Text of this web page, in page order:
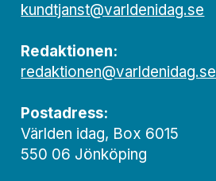
kundtjanst@varldenidag.se
Redaktionen:
redaktionen@varldenidag.se
Postadress:
Världen idag, Box 6015
550 06 Jönköping